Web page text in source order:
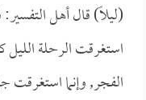
(ليلاً) قال أهل التفسير:
استغرقت الرحلة
الفجر, وإنما استغرقت